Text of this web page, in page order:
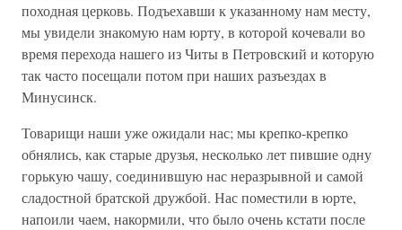
походная церковь. Подъехавши к указанному нам месту,
мы увидели знакомую нам юрту, в которой кочевали во
время перехода нашего из Читы в Петровский и которую
так часто посещали потом при наших разъездах в
Минусинск.
Товарищи наши уже ожидали нас; мы крепко-крепко
обнялись, как старые друзья, несколько лет пившие одну
горькую чашу, соединившую нас неразрывной и самой
сладостной братской дружбой. Нас поместили в юрте,
напоили чаем, накормили, что было очень кстати после